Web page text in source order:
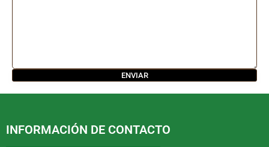
INFORMACIÓN DE CONTACTO